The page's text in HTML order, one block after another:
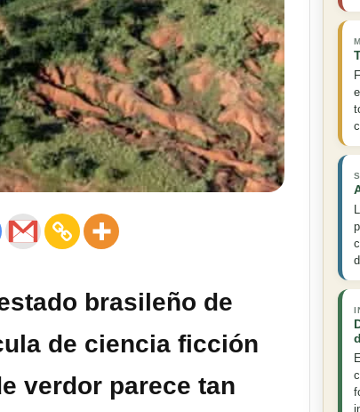
brasileño de
de ciencia ficción
verdor parece tan